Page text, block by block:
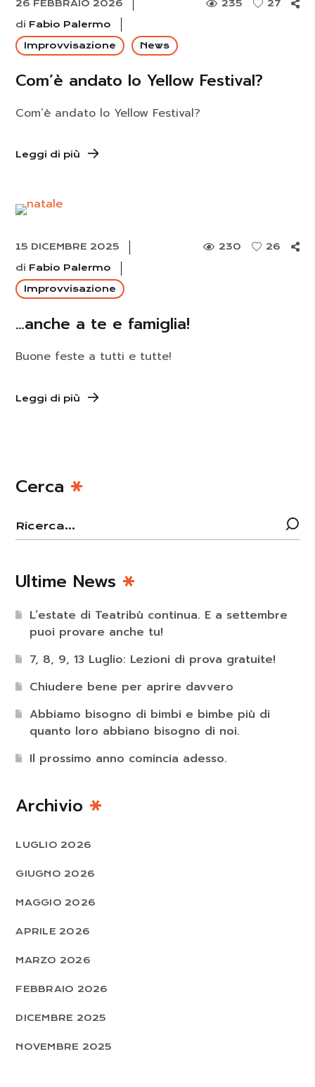
26 FEBBRAIO 2026
di Fabio Palermo
Improvvisazione
News
235 27
Com’è andato lo Yellow Festival?
Com’è andato lo Yellow Festival?
Leggi di più
15 DICEMBRE 2025
di Fabio Palermo
Improvvisazione
230 26
…anche a te e famiglia!
Buone feste a tutti e tutte!
Leggi di più
Cerca
Ultime News
L’estate di Teatribù continua. E a settembre
puoi provare anche tu!
7, 8, 9, 13 Luglio: Lezioni di prova gratuite!
Chiudere bene per aprire davvero
Abbiamo bisogno di bimbi e bimbe più di
quanto loro abbiano bisogno di noi.
Il prossimo anno comincia adesso.
Archivio
LUGLIO 2026
GIUGNO 2026
MAGGIO 2026
APRILE 2026
MARZO 2026
FEBBRAIO 2026
DICEMBRE 2025
NOVEMBRE 2025